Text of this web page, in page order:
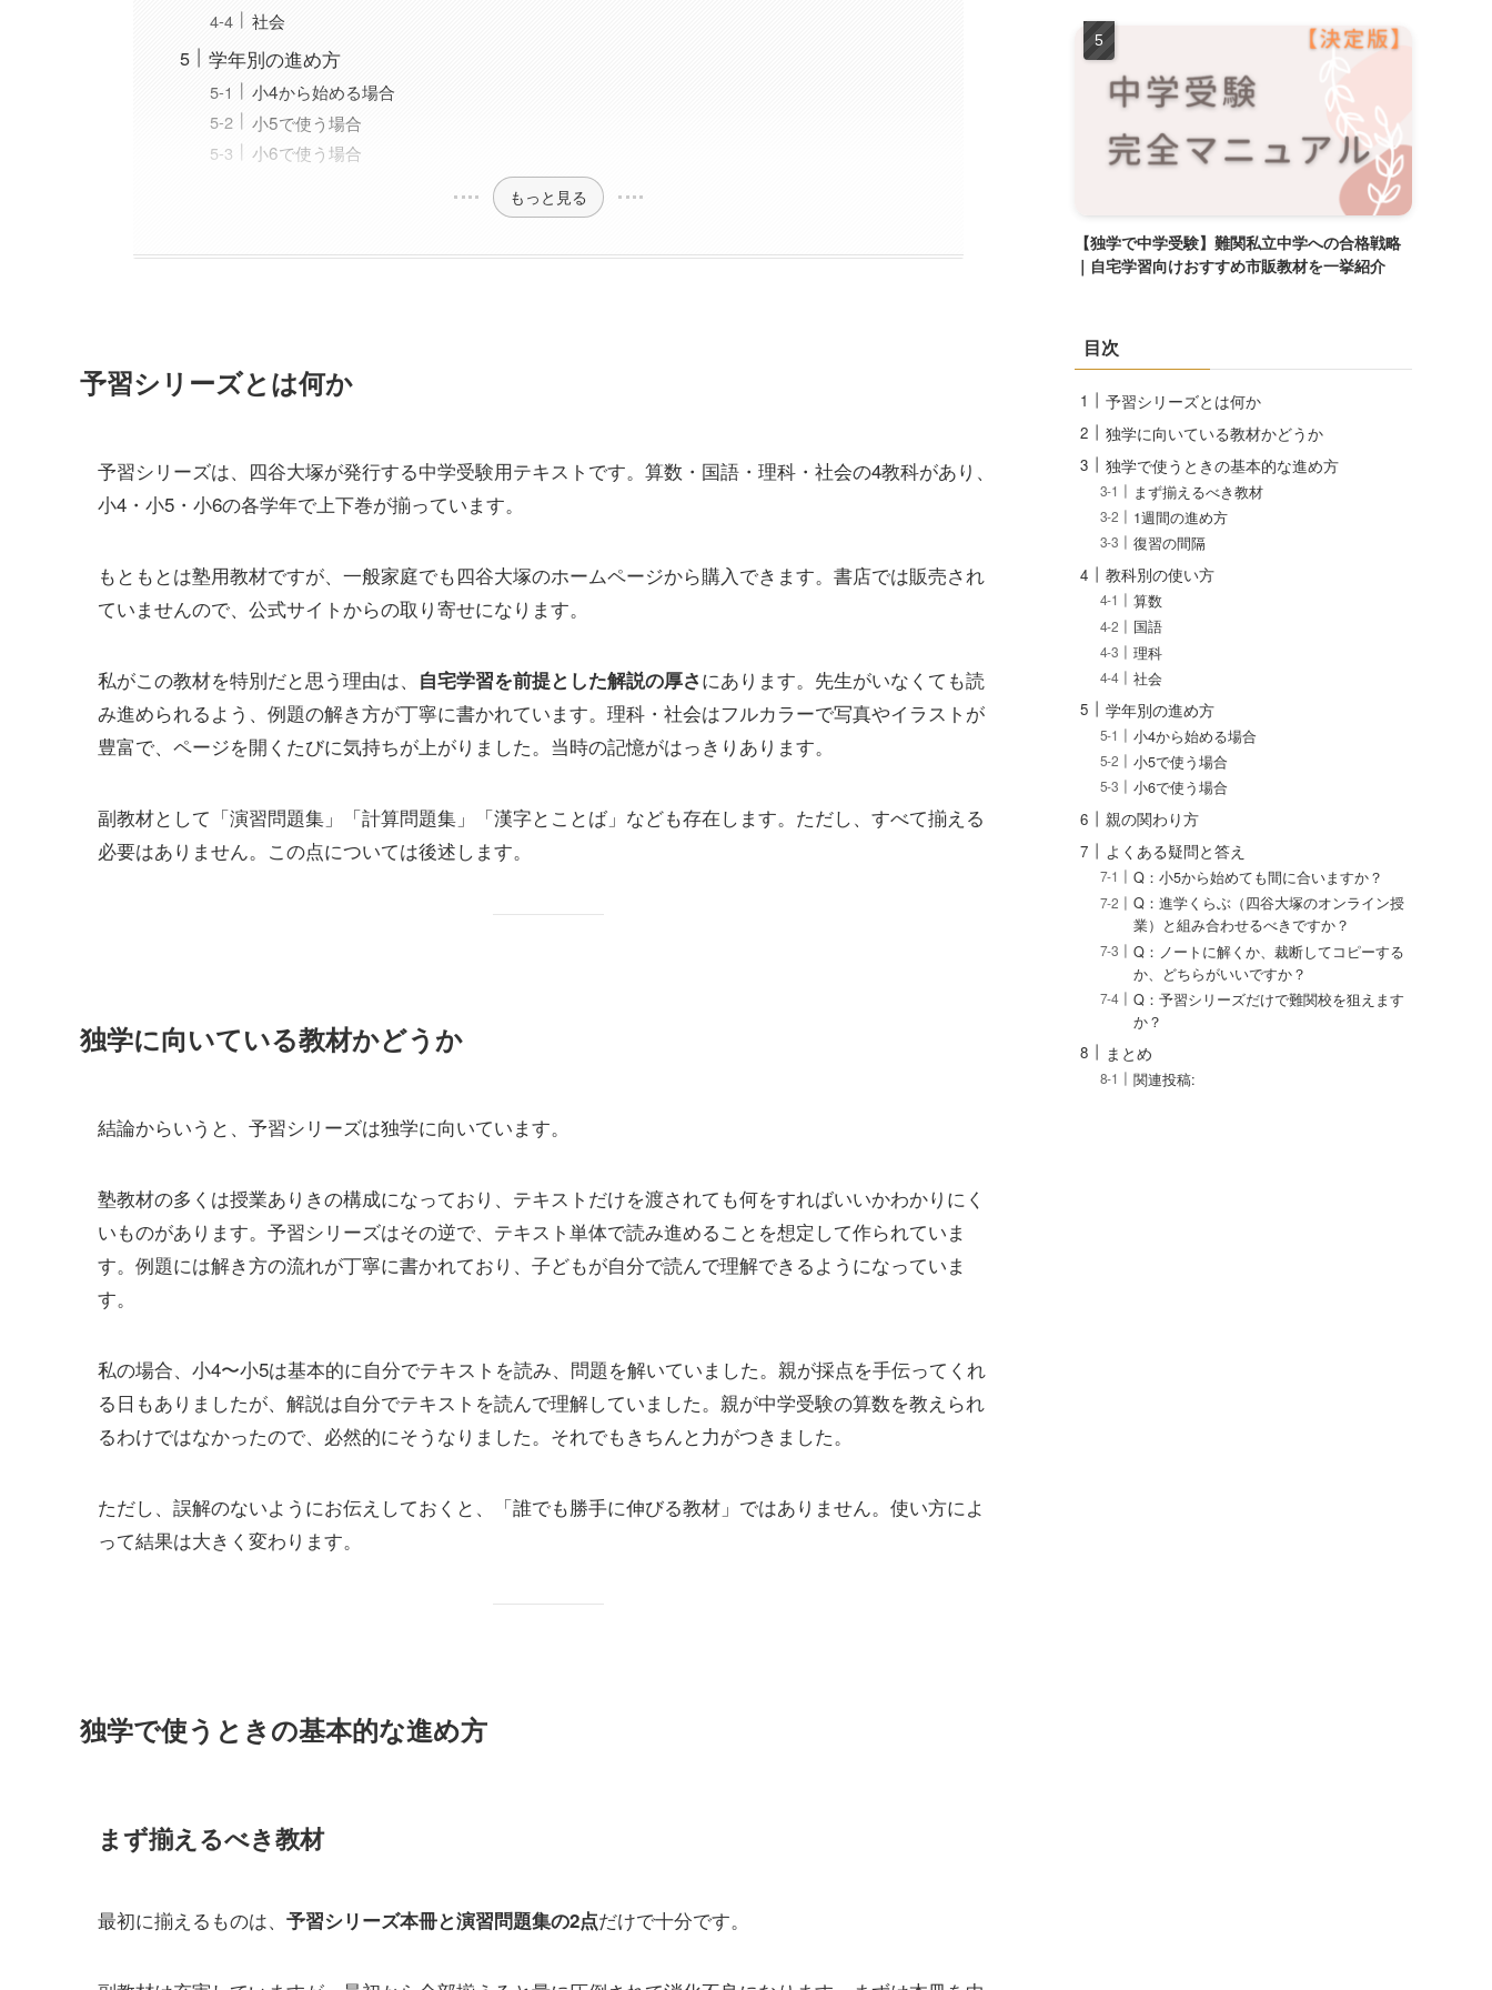
社会
学年別の進め方
小4から始める場合
小5で使う場合
小6で使う場合
もっと見る
予習シリーズとは何か
予習シリーズは、四谷大塚が発行する中学受験用テキストです。算数・国語・理科・社会の4教科があり、
小4・小5・小6の各学年で上下巻が揃っています。
もともとは塾用教材ですが、一般家庭でも四谷大塚のホームページから購入できます。書店では販売され
ていませんので、公式サイトからの取り寄せになります。
私がこの教材を特別だと思う理由は、 自宅学習を前提とした解説の厚さにあります。先生がいなくても読
み進められるよう、例題の解き方が丁寧に書かれています。理科・社会はフルカラーで写真やイラストが
豊富で、ページを開くたびに気持ちが上がりました。当時の記憶がはっきりあります。
副教材として「演習問題集」「計算問題集」「漢字とことば」なども存在します。ただし、すべて揃える
必要はありません。この点については後述します。
独学に向いている教材かどうか
結論からいうと、予習シリーズは独学に向いています。
塾教材の多くは授業ありきの構成になっており、テキストだけを渡されても何をすればいいかわかりにく
いものがあります。予習シリーズはその逆で、テキスト単体で読み進めることを想定して作られていま
す。例題には解き方の流れが丁寧に書かれており、子どもが自分で読んで理解できるようになっていま
す。
私の場合、小4〜小5は基本的に自分でテキストを読み、問題を解いていました。親が採点を手伝ってくれ
る日もありましたが、解説は自分でテキストを読んで理解していました。親が中学受験の算数を教えられ
るわけではなかったので、必然的にそうなりました。それでもきちんと力がつきました。
ただし、誤解のないようにお伝えしておくと、「誰でも勝手に伸びる教材」ではありません。使い方によ
って結果は大きく変わります。
独学で使うときの基本的な進め方
まず揃えるべき教材
最初に揃えるものは、 予習シリーズ本冊と演習問題集の2点だけで十分です。
【独学で中学受験】難関私立中学への合格戦略
｜自宅学習向けおすすめ市販教材を一挙紹介
目次
予習シリーズとは何か
独学に向いている教材かどうか
独学で使うときの基本的な進め方
まず揃えるべき教材
1週間の進め方
復習の間隔
教科別の使い方
算数
国語
理科
社会
学年別の進め方
小4から始める場合
小5で使う場合
小6で使う場合
親の関わり方
よくある疑問と答え
Q：小5から始めても間に合いますか？
Q：進学くらぶ（四谷大塚のオンライン授
業）と組み合わせるべきですか？
Q：ノートに解くか、裁断してコピーする
か、どちらがいいですか？
Q：予習シリーズだけで難関校を狙えます
か？
まとめ
関連投稿: